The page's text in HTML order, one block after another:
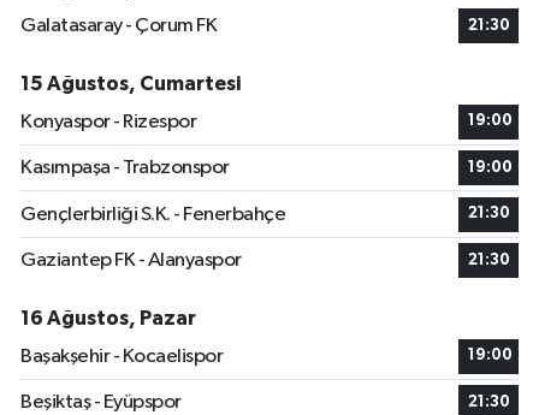
Galatasaray - Çorum FK
21:30
15 Ağustos, Cumartesi
Konyaspor - Rizespor
19:00
Kasımpaşa - Trabzonspor 19:00
Gençlerbirliği S.K. - Fenerbahçe 21:30
Gaziantep FK - Alanyaspor 21:30
16 Ağustos, Pazar
Başakşehir - Kocaelispor
19:00
Beşiktaş - Eyüpspor 21:30